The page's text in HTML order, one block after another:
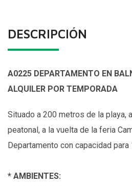
DESCRIPCIÓN
A0225 DEPARTAMENTO EN
ALQUILER POR TEMPORADA
Situado a 200 metros de la playa,
peatonal, a la vuelta de la feria
Departamento con capacidad para
* AMBIENTES: